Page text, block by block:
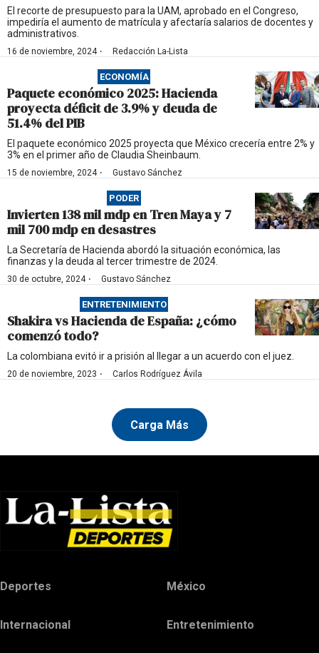
El recorte de presupuesto para la UAM, aprobado en el Congreso,
impediría el aumento de matrícula y afectaría salarios de docentes y
administrativos.
16 de noviembre, 2024· Redacción La-Lista
ECONOMÍA
Paquete económico 2025: Hacienda
proyecta déficit de 3.9% y deuda de
51.4% del PIB
El paquete económico 2025 proyecta que México crecería entre 2% y
3% en el primer año de Claudia Sheinbaum.
15 de noviembre, 2024· Gustavo Sánchez
PODER
Invierten 138 mil mdp en Tren Maya y 7
mil 700 mdp en desastres
La Secretaría de Hacienda abordó la situación económica, las
finanzas y la deuda al tercer trimestre de 2024.
30 de octubre, 2024· Gustavo Sánchez
ENTRETENIMIENTO
Shakira vs Hacienda de España: ¿cómo
comenzó todo?
La colombiana evitó ir a prisión al llegar a un acuerdo con el juez.
20 de noviembre, 2023 · Carlos Rodríguez Ávila
Carga Más
Deportes México
Internacional Entretenimiento